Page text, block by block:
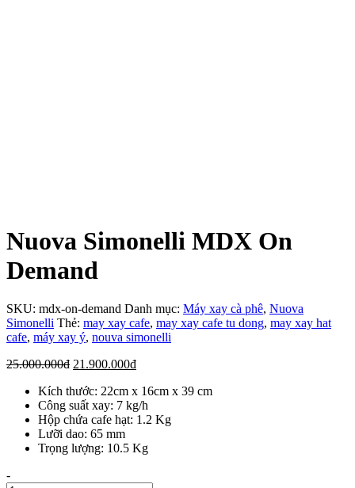
Nuova Simonelli MDX On
Demand
SKU: mdx-on-demand Danh mục: Máy xay cà phê, Nuova
Simonelli Thẻ: may xay cafe, may xay cafe tu dong, may xay hat
cafe, máy xay ý, nouva simonelli
25.000.000đ Giá
là:
25.000.000đ.
21.900.000đGiá
tại
là:
21.900.000đ.
Kích thước: 22cm x 16cm x 39 cm
Công suất xay: 7 kg/h
Hộp chứa cafe hạt: 1.2 Kg
Lưỡi dao: 65 mm
Trọng lượng: 10.5 Kg
Số
-